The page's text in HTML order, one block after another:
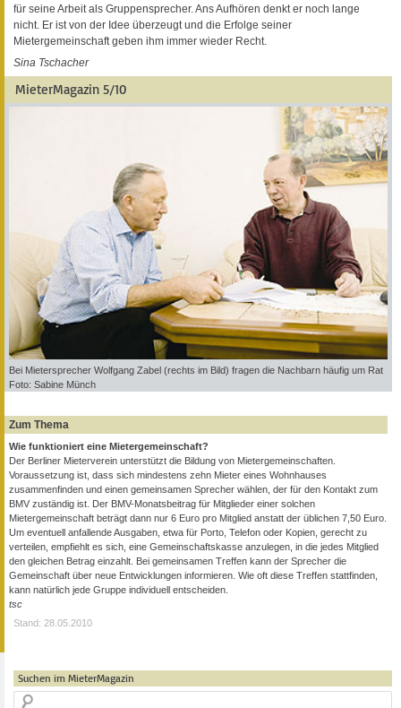
für seine Arbeit als Gruppensprecher. Ans Aufhören denkt er noch lange
nicht. Er ist von der Idee überzeugt und die Erfolge seiner
Mietergemeinschaft geben ihm immer wieder Recht.
Sina Tschacher
MieterMagazin 5/10
Bei Mietersprecher Wolfgang Zabel (rechts im Bild) fragen die Nachbarn häufig um Rat
Foto: Sabine Münch
Zum Thema
Wie funktioniert eine Mietergemeinschaft?
Der Berliner Mieterverein unterstützt die Bildung von Mietergemeinschaften.
Voraussetzung ist, dass sich mindestens zehn Mieter eines Wohnhauses
zusammenfinden und einen gemeinsamen Sprecher wählen, der für den Kontakt zum
BMV zuständig ist. Der BMV-Monatsbeitrag für Mitglieder einer solchen
Mietergemeinschaft beträgt dann nur 6 Euro pro Mitglied anstatt der üblichen 7,50 Euro.
Um eventuell anfallende Ausgaben, etwa für Porto, Telefon oder Kopien, gerecht zu
verteilen, empfiehlt es sich, eine Gemeinschaftskasse anzulegen, in die jedes Mitglied
den gleichen Betrag einzahlt. Bei gemeinsamen Treffen kann der Sprecher die
Gemeinschaft über neue Entwicklungen informieren. Wie oft diese Treffen stattfinden,
kann natürlich jede Gruppe individuell entscheiden.
tsc
Stand: 28.05.2010
Suchen im MieterMagazin